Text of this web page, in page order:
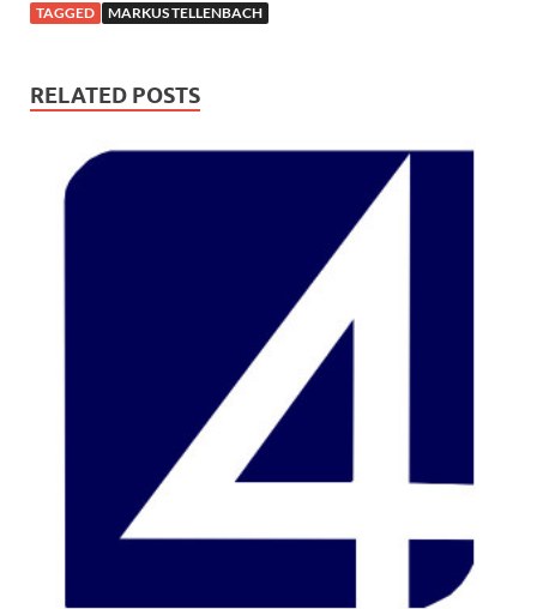
TAGGED MARKUS TELLENBACH
RELATED POSTS